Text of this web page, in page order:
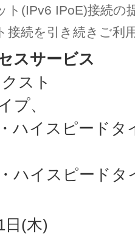
ト(IPv6 IPoE)接続の
接続を引き続きご利
スサービス
スト
プ、
ハイスピードタ
ハイスピードタ
日(木)